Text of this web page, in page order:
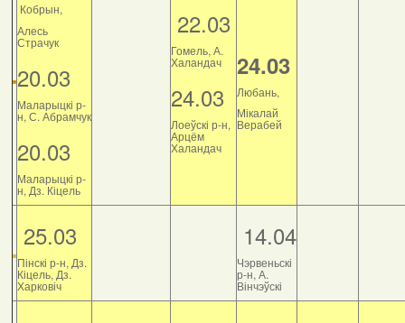
Кобрын,
Алесь
Страчук
20.03
Маларыцкі р-
н, С. Абрамчук
20.03
Маларыцкі р-
н, Дз. Кіцель
22.03
Гомель, А.
Халандач
24.03
Лоеўскі р-н,
Арцём
Халандач
24.03
Любань,
Мікалай
Верабей
25.03
Пінскі р-н, Дз.
Кіцель, Дз.
Харковіч
14.04
Чэрвеньскі
р-н, А.
Вінчэўскі